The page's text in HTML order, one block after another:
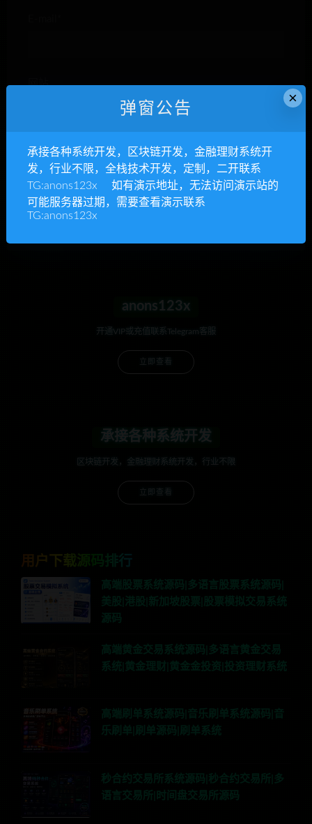
网站
下次发表评论时，请在此浏览器中保存我的姓名、电子
邮件和网站
anons123x
开通VIP或充值联系Telegram客服
立即查看
承接各种系统开发
区块链开发，金融理财系统开发，行业不限
立即查看
用户下载源码排行
高端股票系统源码|多语言股票系统源码|
美股|港股|新加坡股票|股票模拟交易系统
源码
高端黄金交易系统源码|多语言黄金交易
系统|黄金理财|黄金金投资|投资理财系统
高端刷单系统源码|音乐刷单系统源码|音
乐刷单|刷单源码|刷单系统
秒合约交易所系统源码|秒合约交易所|多
语言交易所|时间盘交易所源码
×
弹窗公告
承接各种系统开发，区块链开发，金融理财系统开
发，行业不限，全栈技术开发，定制，二开联系
TG:anons123x 如有演示地址，无法访问演示站的
可能服务器过期，需要查看演示联系
TG:anons123x